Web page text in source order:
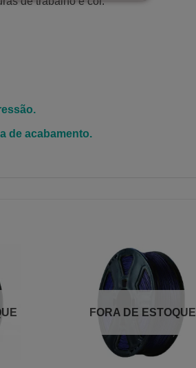
de acabamento.
FORA DE ESTOQUE